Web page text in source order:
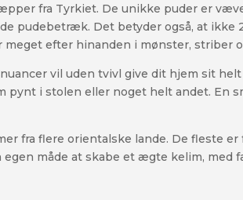
fra Tyrkiet. De unikke puder er
pudebetræk. Det betyder også, at ikke
meget efter hinanden i mønster, striber
vil uden tvivl give dit hjem sit
pynt i stolen eller noget helt andet. En
fra flere orientalske lande. De fleste
måde at skabe et ægte kelim, med